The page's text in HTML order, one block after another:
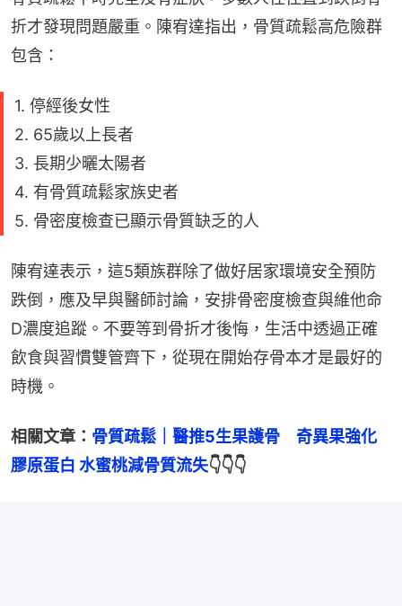
折才發現問題嚴重。陳宥達指出，骨質疏鬆高危險群
包含：
1. 停經後女性
2. 65歲以上長者
3. 長期少曬太陽者
4. 有骨質疏鬆家族史者
5. 骨密度檢查已顯示骨質缺乏的人
陳宥達表示，這5類族群除了做好居家環境安全預防
跌倒，應及早與醫師討論，安排骨密度檢查與維他命
D濃度追蹤。不要等到骨折才後悔，生活中透過正確
飲食與習慣雙管齊下，從現在開始存骨本才是最好的
時機。
相關文章： 骨質疏鬆｜醫推5生果護骨　奇異果強化
膠原蛋白 水蜜桃減骨質流失👇👇👇